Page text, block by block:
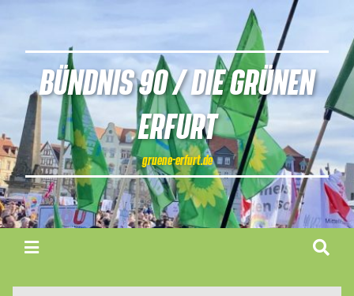
BÜNDNIS 90 / DIE GRÜNEN
ERFURT
gruene-erfurt.de